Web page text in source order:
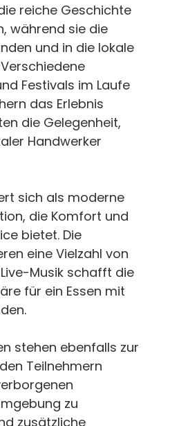
reiche Geschichte
während sie die
und in die lokale
Festivals im Laufe
das Erlebnis
die Gelegenheit,
Handwerker
sich als moderne
die Komfort und
bietet. Die
eine Vielzahl von
Musik schafft die
für ein Essen mit
stehen ebenfalls zur
Teilnehmern
zu
zusätzliche